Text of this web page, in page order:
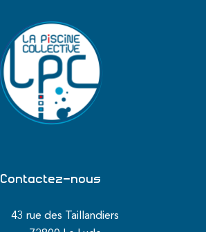
Contactez-nous
43 rue des Taillandiers